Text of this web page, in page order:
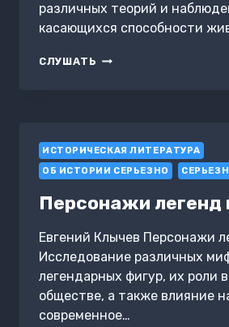
различных теорий и
касающихся способности
СЛУШАТЬ КАК
ИСТОРИЧЕСКАЯ ЛИТЕРАТУРА
ОБ ИСТОРИИ СЕРЬЕЗНО
Персонажи легенд
Евгений Клычев Персонажи
Исследование различных
легендарных фигур, их роли
обществе, а также влияние
современное…